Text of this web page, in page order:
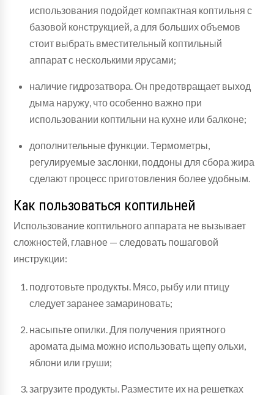
использования подойдет компактная коптильня с
базовой конструкцией, а для больших объемов
стоит выбрать вместительный коптильный
аппарат с несколькими ярусами;
наличие гидрозатвора. Он предотвращает выход
дыма наружу, что особенно важно при
использовании коптильни на кухне или балконе;
дополнительные функции. Термометры,
регулируемые заслонки, поддоны для сбора жира
сделают процесс приготовления более удобным.
Как пользоваться коптильней
Использование коптильного аппарата не вызывает
сложностей, главное — следовать пошаговой
инструкции:
подготовьте продукты. Мясо, рыбу или птицу
следует заранее замариновать;
насыпьте опилки. Для получения приятного
аромата дыма можно использовать щепу ольхи,
яблони или груши;
загрузите продукты. Разместите их на решетках